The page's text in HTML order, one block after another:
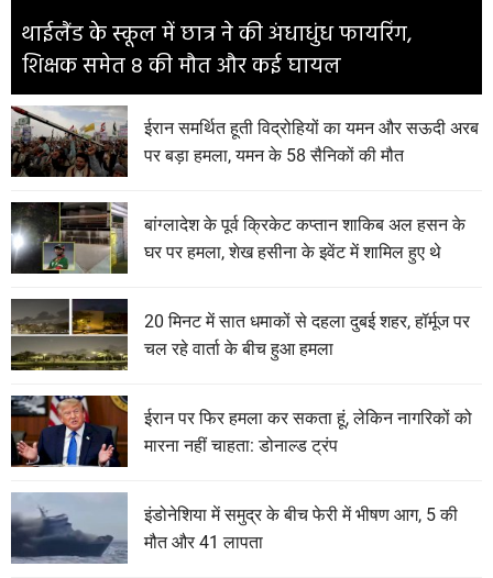
थाईलैंड के स्कूल में छात्र ने की अंधाधुंध फायरिंग,
शिक्षक समेत 8 की मौत और कई घायल
ईरान समर्थित हूती विद्रोहियों का यमन और सऊदी अरब
पर बड़ा हमला, यमन के 58 सैनिकों की मौत
बांग्लादेश के पूर्व क्रिकेट कप्तान शाकिब अल हसन के
घर पर हमला, शेख हसीना के इवेंट में शामिल हुए थे
20 मिनट में सात धमाकों से दहला दुबई शहर, हॉर्मूज पर
चल रहे वार्ता के बीच हुआ हमला
ईरान पर फिर हमला कर सकता हूं, लेकिन नागरिकों को
मारना नहीं चाहता: डोनाल्ड ट्रंप
इंडोनेशिया में समुद्र के बीच फेरी में भीषण आग, 5 की
मौत और 41 लापता